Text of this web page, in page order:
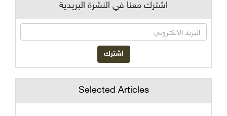
اشترك معنا في النشرة البريدية
Selected Articles